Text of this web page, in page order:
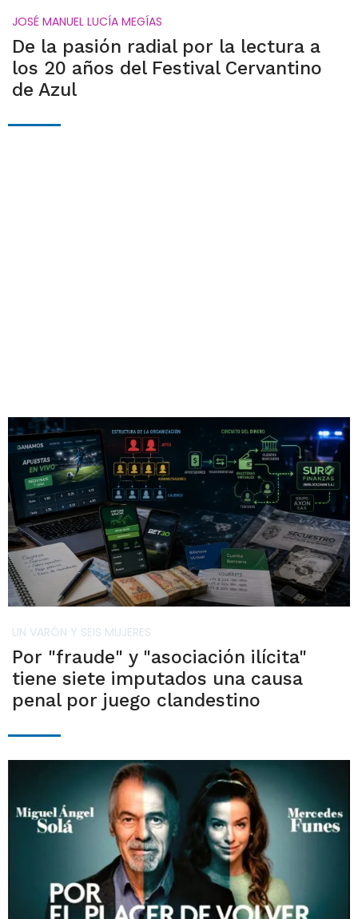
JOSÉ MANUEL LUCÍA MEGÍAS
De la pasión radial por la lectura a
los 20 años del Festival Cervantino
de Azul
UN VARÓN Y SEIS MUJERES
Por "fraude" y "asociación ilícita"
tiene siete imputados una causa
penal por juego clandestino